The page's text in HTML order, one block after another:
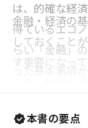
は、的確な経
得ているエコ
らい「金融」
株式市場とい
品の知識、金
金融・経済の
しておくこと
す重要になっ
言える。ダイ
本書の要点